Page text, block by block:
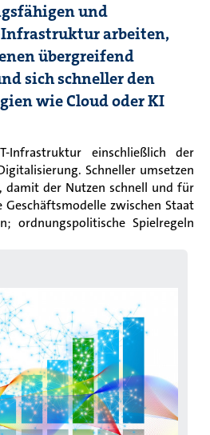
und
arbeiten,
übergreifend
sich schneller den
wie Cloud oder KI
Infrastruktur einschließlich der
Schneller umsetzen
damit der Nutzen schnell und für
zwischen Staat
ordnungspolitische Spielregeln